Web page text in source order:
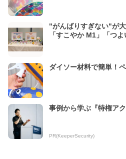
"がんばりすぎない"が
「すこやか M1」「つ
ダイソー材料で簡単！
事例から学ぶ『特権アク
PR(KeeperSecurity)